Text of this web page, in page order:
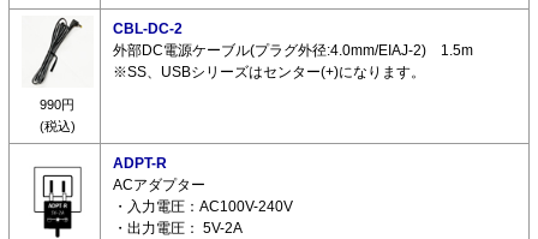
990円
(税込)
CBL-DC-2
外部DC電源ケーブル(プラグ外径:4.0mm/EIAJ-2) 1.5m
※SS、USBシリーズはセンター(+)になります。
ADPT-R
ACアダプター
・入力電圧：AC100V-240V
・出力電圧： 5V-2A